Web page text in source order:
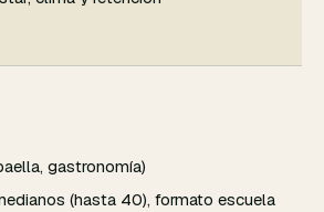
gastronomía)
(hasta 40), formato escuela